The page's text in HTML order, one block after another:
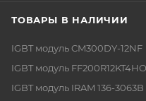
ТОВАРЫ В НАЛИЧИИ
IGBT модуль CM300DY-12NF
IGBT модуль
IGBT модуль IRAM 136-3063B